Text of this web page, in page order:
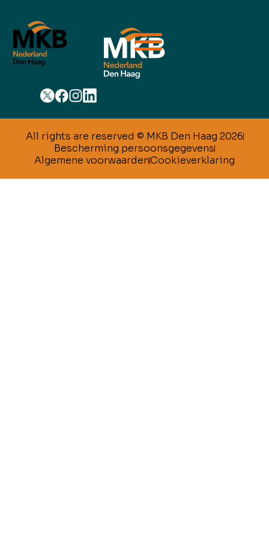
All rights are reserved © MKB Den Haag 2026
Bescherming persoonsgegevens
Algemene voorwaardenCookieverklaring